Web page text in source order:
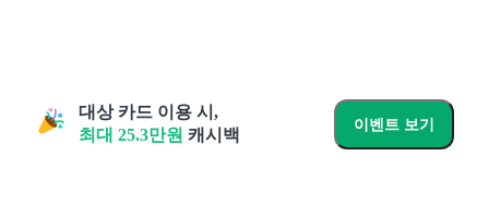
대상 카드 이용 시,
최대 25.3만원 캐시백
이벤트 보기